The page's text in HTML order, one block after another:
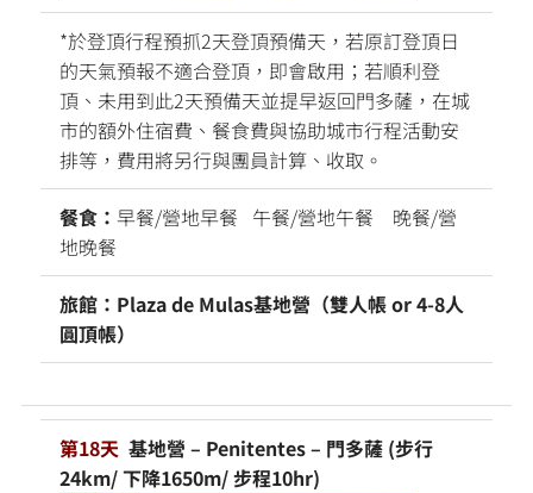
*於登頂行程預抓2天登頂預備天，若原訂登頂日
的天氣預報不適合登頂，即會啟用；若順利登
頂、未用到此2天預備天並提早返回門多薩，在城
市的額外住宿費、餐食費與協助城市行程活動安
排等，費用將另行與團員計算、收取。
餐食： 早餐/營地早餐 午餐/營地午餐 晚餐/營
地晚餐
旅館：Plaza de Mulas基地營（雙人帳 or 4-8人
圓頂帳）
第18天 基地營 – Penitentes – 門多薩 (步行
24km/ 下降1650m/ 步程10hr)